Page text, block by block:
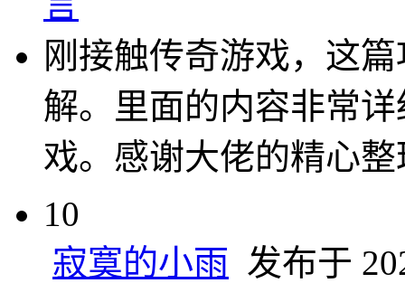
刚接触传奇游戏，这
解。里面的内容非常
戏。感谢大佬的精心整
10
寂寞的小雨 发布于